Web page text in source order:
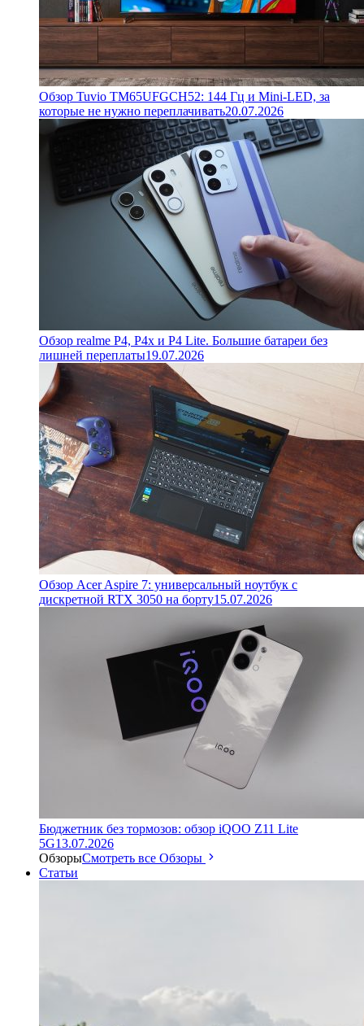
Обзор Tuvio TM65UFGCH52: 144 Гц и Mini-LED, за
которые не нужно переплачивать20.07.2026
Обзор realme P4, P4x и P4 Lite. Большие батареи без
лишней переплаты19.07.2026
Обзор Acer Aspire 7: универсальный ноутбук с
дискретной RTX 3050 на борту15.07.2026
Бюджетник без тормозов: обзор iQOO Z11 Lite
5G13.07.2026
ОбзорыСмотреть все Обзоры
Статьи